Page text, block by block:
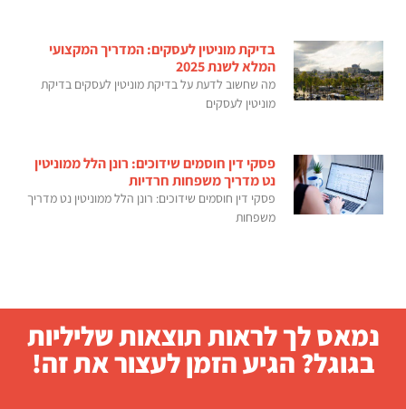
בדיקת מוניטין לעסקים: המדריך המקצועי
המלא לשנת 2025
מה שחשוב לדעת על בדיקת מוניטין לעסקים בדיקת
מוניטין לעסקים
פסקי דין חוסמים שידוכים: רונן הלל ממוניטין
נט מדריך משפחות חרדיות
פסקי דין חוסמים שידוכים: רונן הלל ממוניטין נט מדריך
משפחות
נמאס לך לראות תוצאות שליליות
בגוגל? הגיע הזמן לעצור את זה!